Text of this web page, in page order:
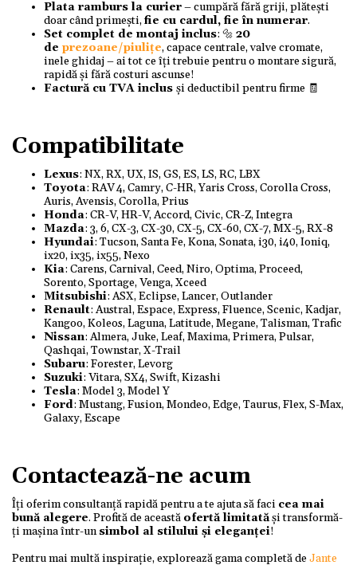
Plata ramburs la curier– cumpără fără griji, plătești
doar când primești,fie cu cardul, fie în numerar.
Set complet de montaj inclus: 🔩 20
de prezoane/piulițe, capace centrale, valve cromate,
inele ghidaj – ai tot ce îți trebuie pentru o montare sigură,
rapidă și fără costuri ascunse!
Factură cu TVA inclus și deductibil pentru firme 🧾
Compatibilitate
Lexus: NX, RX, UX, IS, GS, ES, LS, RC, LBX
Toyota: RAV 4, Camry, C-HR, Yaris Cross, Corolla Cross,
Auris, Avensis, Corolla, Prius
Honda: CR-V, HR-V, Accord, Civic, CR-Z, Integra
Mazda: 3, 6, CX-3, CX-30, CX-5, CX-60, CX-7, MX-5, RX-8
Hyundai: Tucson, Santa Fe, Kona, Sonata, i30, i40, Ioniq,
ix20, ix35, ix55, Nexo
Kia: Carens, Carnival, Ceed, Niro, Optima, Proceed,
Sorento, Sportage, Venga, Xceed
Mitsubishi: ASX, Eclipse, Lancer, Outlander
Renault: Austral, Espace, Express, Fluence, Scenic, Kadjar,
Kangoo, Koleos, Laguna, Latitude, Megane, Talisman, Trafic
Nissan: Almera, Juke, Leaf, Maxima, Primera, Pulsar,
Qashqai, Townstar, X-Trail
Subaru: Forester, Levorg
Suzuki: Vitara, SX4, Swift, Kizashi
Tesla: Model 3, Model Y
Ford: Mustang, Fusion, Mondeo, Edge, Taurus, Flex, S-Max,
Galaxy, Escape
Contactează-ne acum
Îți oferim consultanță rapidă pentru a te ajuta să faci cea mai
bună alegere. Profită de această ofertă limitatăși transformă-
ți mașina într-unsimbol al stilului și eleganței!
Pentru mai multă inspirație, explorează gama completă deJante